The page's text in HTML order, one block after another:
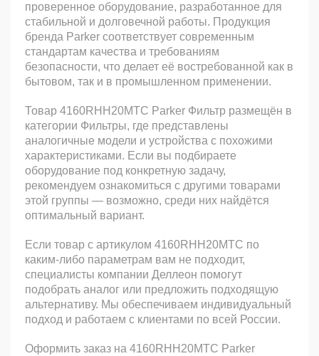
проверенное оборудование, разработанное для
стабильной и долговечной работы. Продукция
бренда Parker соответствует современным
стандартам качества и требованиям
безопасности, что делает её востребованной как в
бытовом, так и в промышленном применении.
Товар 4160RHH20MTC Parker Фильтр размещён в
категории Фильтры, где представлены
аналогичные модели и устройства с похожими
характеристиками. Если вы подбираете
оборудование под конкретную задачу,
рекомендуем ознакомиться с другими товарами
этой группы — возможно, среди них найдётся
оптимальный вариант.
Если товар с артикулом 4160RHH20MTC по
каким-либо параметрам вам не подходит,
специалисты компании Деллеон помогут
подобрать аналог или предложить подходящую
альтернативу. Мы обеспечиваем индивидуальный
подход и работаем с клиентами по всей России.
Оформить заказ на 4160RHH20MTC Parker